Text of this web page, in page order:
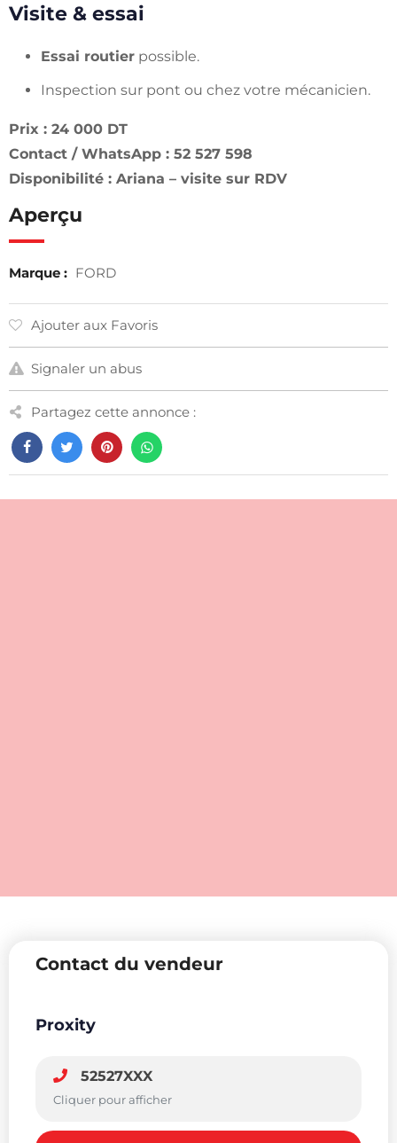
Visite & essai
Essai routier possible.
Inspection sur pont ou chez votre mécanicien.
Prix : 24 000 DT
Contact / WhatsApp : 52 527 598
Disponibilité : Ariana – visite sur RDV
Aperçu
Marque : FORD
Ajouter aux Favoris
Signaler un abus
Partagez cette annonce :
Contact du vendeur
Proxity
52527XXX
Cliquer pour afficher